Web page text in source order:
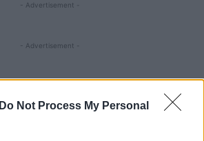
Do Not Process My Personal
- Advertisement -
- Advertisement -